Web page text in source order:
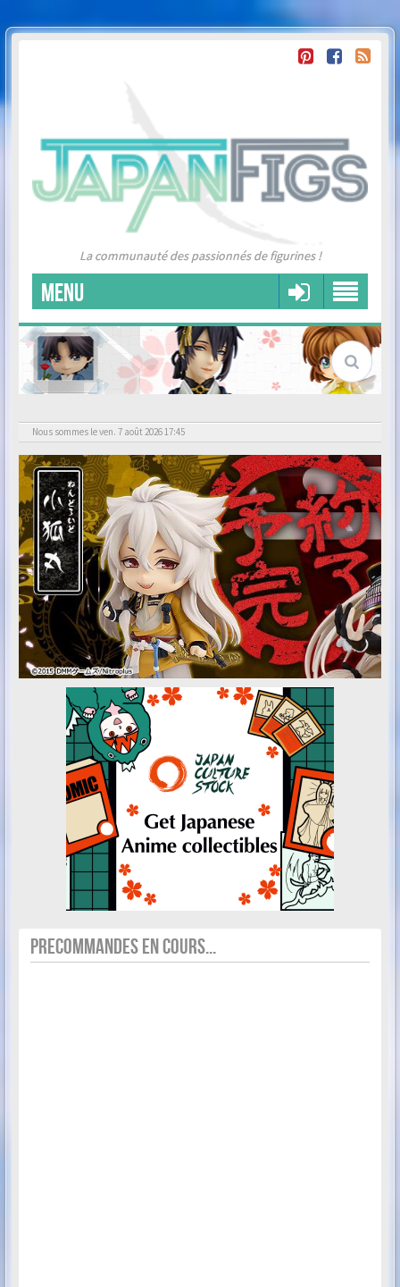
La communauté des passionnés de figurines !
MENU
Nous sommes le ven. 7 août 2026 17:45
PRECOMMANDES EN COURS...